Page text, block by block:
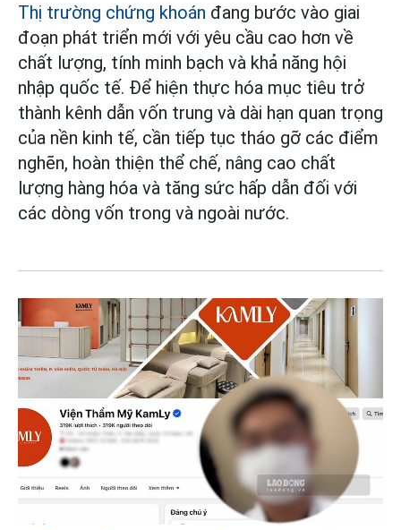
Thị trường chứng khoán đang bước vào giai
đoạn phát triển mới với yêu cầu cao hơn về
chất lượng, tính minh bạch và khả năng hội
nhập quốc tế. Để hiện thực hóa mục tiêu trở
thành kênh dẫn vốn trung và dài hạn quan trọng
của nền kinh tế, cần tiếp tục tháo gỡ các điểm
nghẽn, hoàn thiện thể chế, nâng cao chất
lượng hàng hóa và tăng sức hấp dẫn đối với
các dòng vốn trong và ngoài nước.